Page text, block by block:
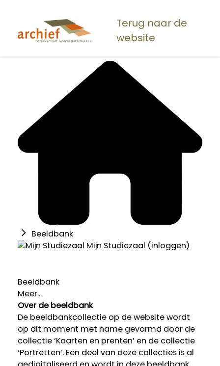
naar
Terug naar de
website
Beeldbank
Mijn Studiezaal (inloggen)
Beeldbank
Meer...
Over de beeldbank
De beeldbankcollectie op de website wordt
op dit moment met name gevormd door de
collectie ‘Kaarten en prenten’ en de collectie
‘Portretten’. Een deel van deze collecties is al